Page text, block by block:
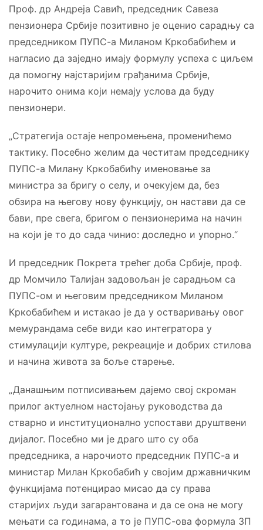
Проф. др Андреја Савић, председник Савеза
пензионера Србије позитивно је оценио сарадњу са
председником ПУПС-а Миланом Кркобабићем и
нагласио да заједно имају формулу успеха с циљем
да помогну најстаријим грађанима Србије,
нарочито онима који немају услова да буду
пензионери.
„Стратегија остаје непромењена, променићемо
тактику. Посебно желим да честитам председнику
ПУПС-а Милану Кркобабићу именовање за
министра за бригу о селу, и очекујем да, без
обзира на његову нову функцију, он настави да се
бави, пре свега, бригом о пензионерима на начин
на који је то до сада чинио: доследно и упорно.“
И председник Покрета трећег доба Србије, проф.
др Момчило Талијан задовољан је сарадњом са
ПУПС-ом и његовим председником Миланом
Кркобабићем и истакао је да у остваривању овог
мемурандама себе види као интегратора у
стимулацији културе, рекреације и добрих стилова
и начина живота за боље старење.
„Данашњим потписивањем дајемо свој скроман
прилог актуелном настојању руководства да
стварно и институционално успостави друштвени
дијалог. Посебно ми је драго што су оба
председника, а нарочиото председник ПУПС-а и
министар Милан Кркобабић у својим државничким
функцијама потенцирао мисао да су права
старијих људи загарантована и да се она не могу
мењати са годинама, а то је ПУПС-ова формула 3П